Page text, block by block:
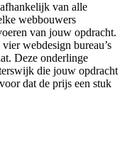
van alle
webbouwers
van jouw opdracht.
webdesign bureau’s
Deze onderlinge
die jouw opdracht
dat de prijs een stuk